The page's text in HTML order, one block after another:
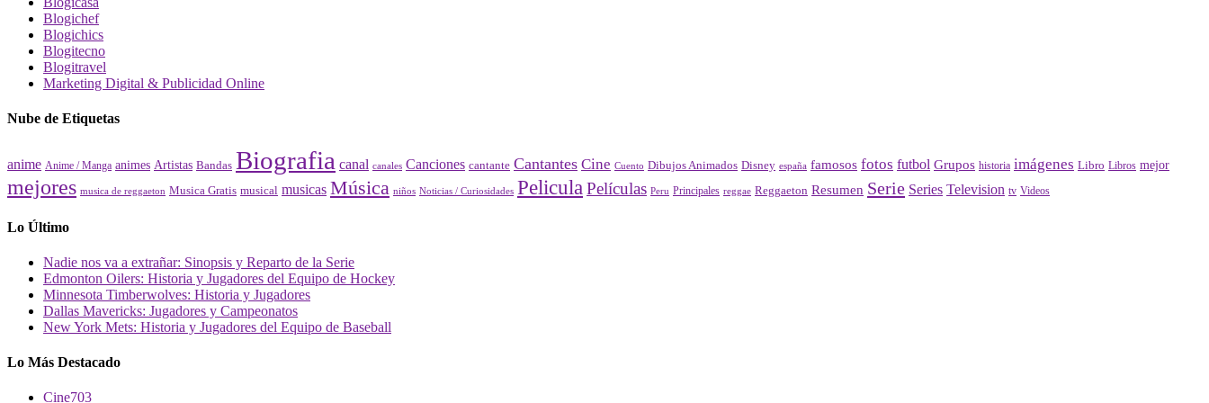
Blogichef
Blogichics
Blogitecno
Blogitravel
Marketing Digital & Publicidad Online
Nube de Etiquetas
anime Anime / Manga animes Artistas Bandas Biografia canal canales Canciones cantante Cantantes Cine Cuento Dibujos Animados Disney españa famosos fotos futbol Grupos historia imágenes Libro Libros mejor
mejores musica de reggaeton Musica Gratis musical musicas Música niños Noticias / Curiosidades PeliculaPelículas Peru Principales reggae Reggaeton Resumen Serie Series Television tv Videos
Lo Último
Nadie nos va a extrañar: Sinopsis y Reparto de la Serie
Edmonton Oilers: Historia y Jugadores del Equipo de Hockey
Minnesota Timberwolves: Historia y Jugadores
Dallas Mavericks: Jugadores y Campeonatos
New York Mets: Historia y Jugadores del Equipo de Baseball
Lo Más Destacado
Cine703